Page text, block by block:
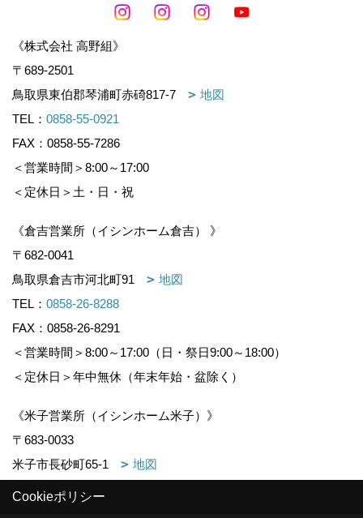
《株式会社 高野組》
〒689-2501
鳥取県東伯郡琴浦町赤碕817-7
地図
TEL： 0858-55-0921
FAX：0858-55-7286
＜営業時間＞8:00～17:00
＜定休日＞土・日・祝
《倉吉営業所（イシンホーム倉吉） 》
〒682-0041
鳥取県倉吉市河北町91
地図
TEL： 0858-26-8288
FAX：0858-26-8291
＜営業時間＞8:00～17:00（日・祭日9:00～18:00）
＜定休日＞年中無休（年末年始・盆除く）
《米子営業所（イシンホーム米子）》
〒683-0033
米子市長砂町65-1
地図
TEL： 0859-37-3960
Cookieポリシー